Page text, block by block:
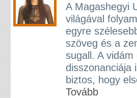
A Magashegyi
világával
egyre
szöveg és a
sugall. A
disszonanciája
biztos, hogy
Tovább